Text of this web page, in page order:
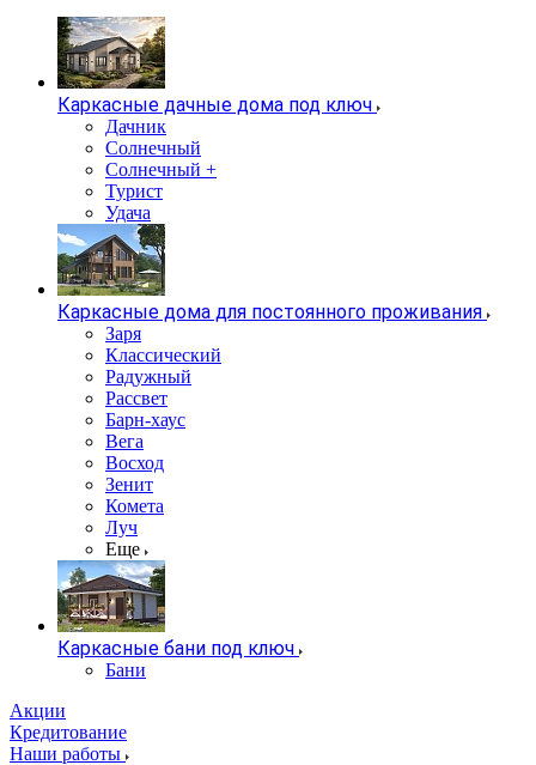
Каркасные дачные дома под ключ
Дачник
Солнечный
Солнечный +
Турист
Удача
Каркасные дома для постоянного проживания
Заря
Классический
Радужный
Рассвет
Барн-хаус
Вега
Восход
Зенит
Комета
Луч
Еще
Каркасные бани под ключ
Бани
Акции
Кредитование
Наши работы